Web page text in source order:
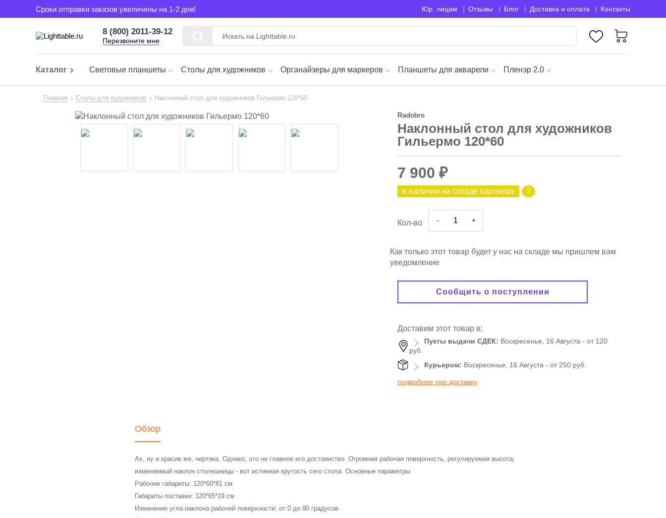
Сроки отправки заказов увеличены на 1-2 дня! Юр. лицам Отзывы Блог Доставка и оплата Контакты
8 (800) 2011-39-12
Перезвоните мне
Каталог Световые планшеты Столы для художников Органайзеры для маркеров Планшеты для акварели Пленэр 2.0
Главная Столы для художников Наклонный стол для художников Гильермо 120*60
Radobro
Наклонный стол для художников
Гильермо 120*60
7 900 ₽
в наличии на складе партнера ?
Кол-во - +
Как только этот товар будет у нас на складе мы пришлем вам
уведомление
Сообщить о поступлении
Доставим этот товар в:
Пукты выдачи СДЕК: Воскресенье, 16 Августа - от 120
руб.
Курьером: Воскресенье, 16 Августа - от 250 руб.
подробнее про доставку
Обзор
Ах, ну и красив же, чертяка. Однако, это не главное его достоинство. Огромная рабочая поверхность, регулируемая высота,
изменяемый наклон столешницы - вот истинная крутость сего стола. Основные параметры
Рабочие габариты: 120*60*81 см
Габариты поставки: 120*65*19 см
Изменение угла наклона рабочей поверхности: от 0 до 90 градусов